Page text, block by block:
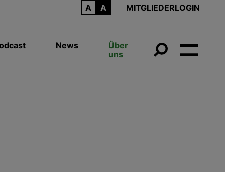
MITGLIEDERLOGIN
News
Über
uns